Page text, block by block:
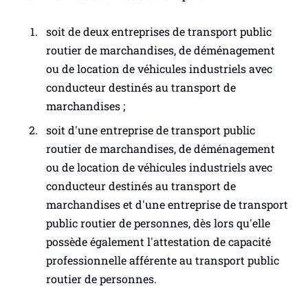
soit de deux entreprises de transport public
routier de marchandises, de déménagement
ou de location de véhicules industriels avec
conducteur destinés au transport de
marchandises ;
soit d'une entreprise de transport public
routier de marchandises, de déménagement
ou de location de véhicules industriels avec
conducteur destinés au transport de
marchandises et d'une entreprise de transport
public routier de personnes, dès lors qu'elle
possède également l'attestation de capacité
professionnelle afférente au transport public
routier de personnes.